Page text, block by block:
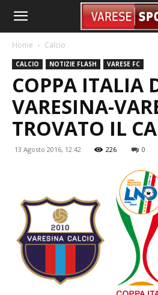
Home Calcio
CALCIO NOTIZIE FLASH VARESE FC
COPPA ITALIA
VARESINA-
TROVATO IL
13 Agosto 2016, 12:42 226 0